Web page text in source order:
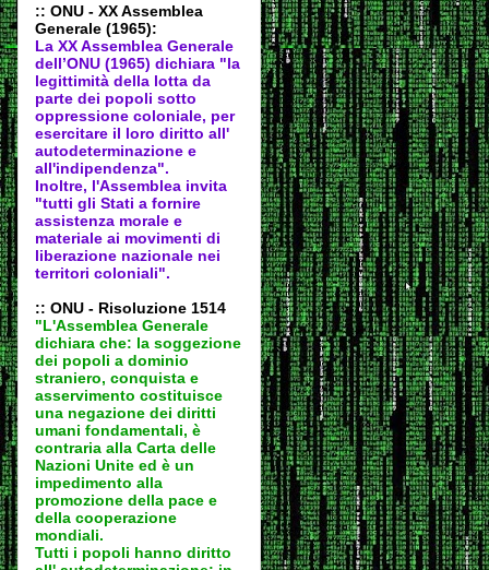
:: ONU - XX Assemblea
Generale (1965):
La XX Assemblea Generale
dell’ONU (1965) dichiara "la
legittimità della lotta da
parte dei popoli sotto
oppressione coloniale, per
esercitare il loro diritto all'
autodeterminazione e
all'indipendenza".
Inoltre, l'Assemblea invita
"tutti gli Stati a fornire
assistenza morale e
materiale ai movimenti di
liberazione nazionale nei
territori coloniali".
:: ONU - Risoluzione 1514
"L'Assemblea Generale
dichiara che: la soggezione
dei popoli a dominio
straniero, conquista e
asservimento costituisce
una negazione dei diritti
umani fondamentali, è
contraria alla Carta delle
Nazioni Unite ed è un
impedimento alla
promozione della pace e
della cooperazione
mondiali.
Tutti i popoli hanno diritto